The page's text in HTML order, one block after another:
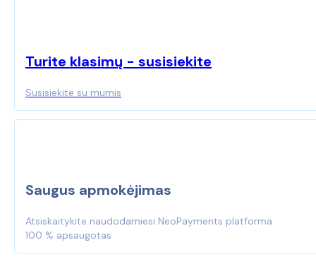
Turite klasimų - susisiekite
Susisiekite su mumis
Saugus apmokėjimas
Atsiskaitykite naudodamiesi NeoPayments platforma
100 % apsaugotas